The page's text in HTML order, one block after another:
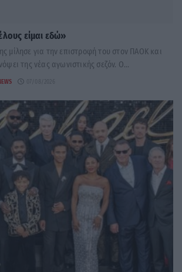
είμαι εδώ»
μίλησε για την επιστροφή του στον ΠΑΟΚ και
της νέας αγωνιστικής σεζόν. Ο...